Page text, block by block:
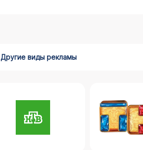
Другие виды рекламы